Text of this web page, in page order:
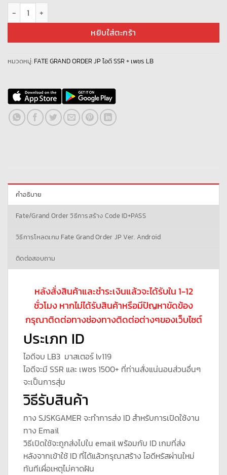
199.00฿.149.00฿.
จำนวน Fate Grand Order JP - LB 3 Demon King Nobunaga + เพชร
หยิบใส่ตะกร้า
หมวดหมู่: FATE GRAND ORDER JP ไอดี SSR + เพชร LB
คำอธิบาย
Fate/Grand Order วิธีการสร้าง Code ID+PASS
วิธีการโหลดเกม Fate Grand Order JP Ver. Android
ติดต่อสอบถาม
หลังสั่งสินค้าและชำระเงินแล้วจะได้รับใน 1-12
ชั่วโมง หากไม่ได้รับสินค้าหรือมีปัญหาขัดข้อง
กรุณาติดต่อทางช่องทางติดต่อต่างๆของเว็บไซต์
ประเภท ID
ไอดีจบ LB3 มาสเตอร์ lv119
ไอดีจะมี SSR และ เพชร 1500+ ที่ท่านสั่งแน่นอนส่วนอื่นๆ
จะเป็นการสุ่ม
วิธีรับสินค้า
ทาง SJSKGAMER จะทำการส่ง ID สำหรับการเปิดใช้งาน
ทาง Email
วิธีเปิดใช้จะถูกส่งไปใน email พร้อมกับ ID เกมที่ส่ง
หลังจากเข้าใช้ ID ที่ได้แล้วกรุณาสร้าง ไอดีหรัสผ่านใหม่
ทันทีเผื่อเหตุไม่คาดฝัน